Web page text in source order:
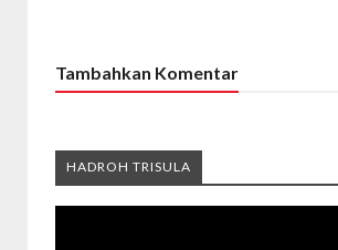
Tambahkan Komentar
HADROH TRISULA